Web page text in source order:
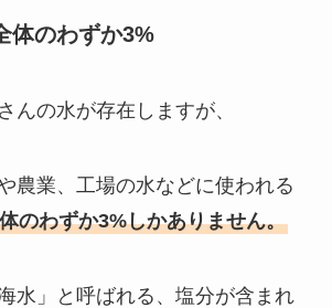
体のわずか3%
んの水が存在しますが、
農業、工場の水などに使われる
のわずか3%しかありません。
水」と呼ばれる、塩分が含まれ